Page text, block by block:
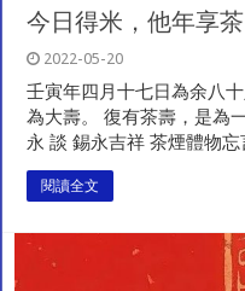
今日得米，他年享茶
2022-05-20
壬寅年四月十七日為余八
為大壽。 復有茶壽，是為
永 談 錫永吉祥 茶煙體物
閱讀全文